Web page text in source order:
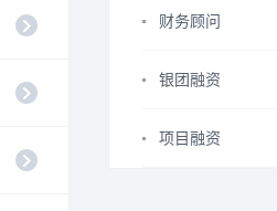
财务顾问
银团融资
项目融资